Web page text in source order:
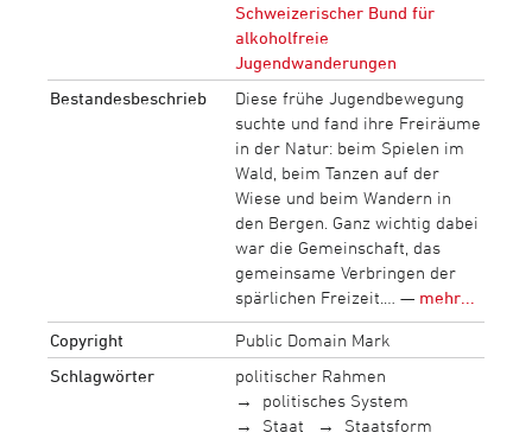
Schweizerischer Bund für
alkoholfreie
Jugendwanderungen
Bestandesbeschrieb
Diese frühe Jugendbewegung
suchte und fand ihre Freiräume
in der Natur: beim Spielen im
Wald, beim Tanzen auf der
Wiese und beim Wandern in
den Bergen. Ganz wichtig dabei
war die Gemeinschaft, das
gemeinsame Verbringen der
spärlichen Freizeit.… — mehr...
Copyright
Public Domain Mark
Schlagwörter
politischer Rahmen
politisches System
Staat
Staatsform